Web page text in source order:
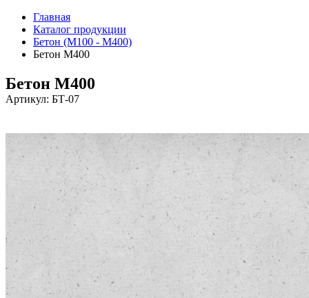
Главная
Каталог продукции
Бетон (М100 - М400)
Бетон М400
Бетон М400
Артикул: БТ-07